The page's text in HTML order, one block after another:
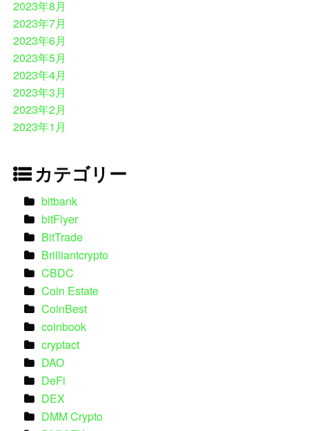
2023年8月
2023年7月
2023年6月
2023年5月
2023年4月
2023年3月
2023年2月
2023年1月
カテゴリー
bitbank
bitFlyer
BitTrade
Brilliantcrypto
CBDC
Coin Estate
CoinBest
coinbook
cryptact
DAO
DeFi
DEX
DMM Crypto